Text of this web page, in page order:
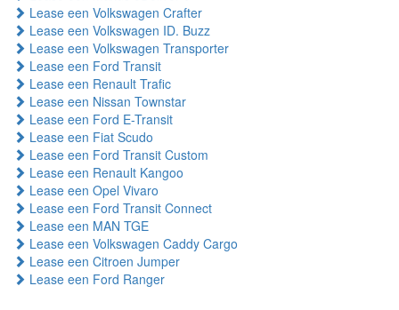
Lease een Volkswagen Crafter
Lease een Volkswagen ID. Buzz
Lease een Volkswagen Transporter
Lease een Ford Transit
Lease een Renault Trafic
Lease een Nissan Townstar
Lease een Ford E-Transit
Lease een Fiat Scudo
Lease een Ford Transit Custom
Lease een Renault Kangoo
Lease een Opel Vivaro
Lease een Ford Transit Connect
Lease een MAN TGE
Lease een Volkswagen Caddy Cargo
Lease een Citroen Jumper
Lease een Ford Ranger